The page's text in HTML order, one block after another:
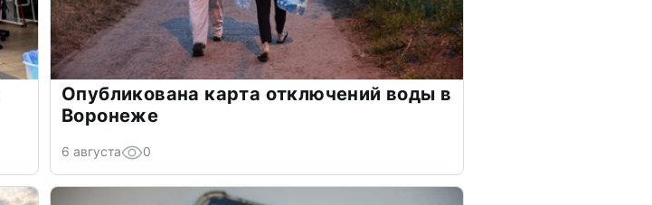
Опубликована карта отключений воды в
Воронеже
6 августа 0